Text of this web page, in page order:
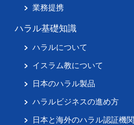
業務提携
ハラル基礎知識
ハラルについて
イスラム教について
日本のハラル製品
ハラルビジネスの進め方
日本と海外のハラル認証機関